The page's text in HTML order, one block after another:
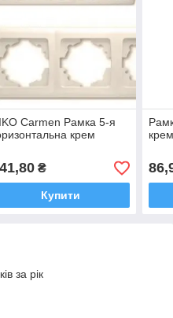
Carmen Рамка 5-я
крем
₴
Купити
за рік